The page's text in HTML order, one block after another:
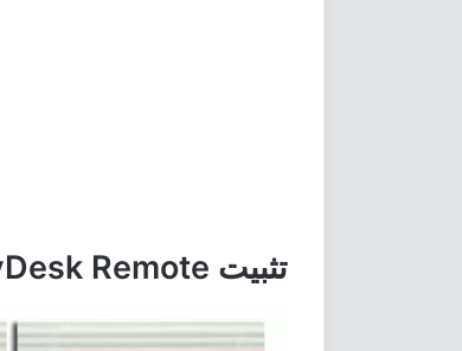
تثبيت AnyDesk Remote على الاندرويد